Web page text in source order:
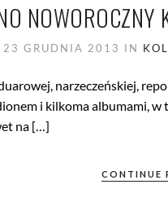
23 GRUDNIA 2013 IN
narzeczeńskiej,
i kilkoma albumami, w
na […]
CONTINUE